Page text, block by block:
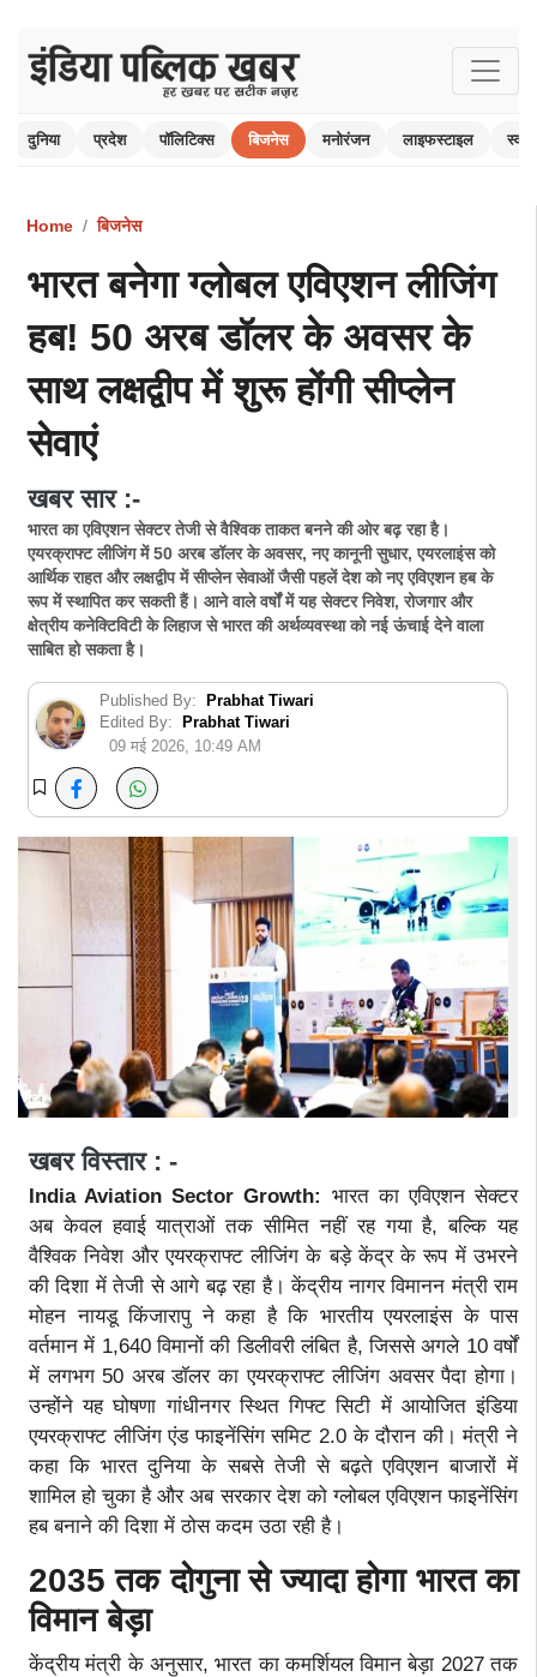
दुनिया प्रदेश पॉलिटिक्स बिजनेस मनोरंजन लाइफस्टाइल
Home बिजनेस
भारत बनेगा ग्लोबल एविएशन लीजिंग
हब! 50 अरब डॉलर के अवसर के
साथ लक्षद्वीप में शुरू होंगी सीप्लेन
सेवाएं
खबर सार :-
भारत का एविएशन सेक्टर तेजी से वैश्विक ताकत बनने की ओर बढ़ रहा है।
एयरक्राफ्ट लीजिंग में 50 अरब डॉलर के अवसर, नए कानूनी सुधार, एयरलाइंस को
आर्थिक राहत और लक्षद्वीप में सीप्लेन सेवाओं जैसी पहलें देश को नए एविएशन हब के
रूप में स्थापित कर सकती हैं। आने वाले वर्षों में यह सेक्टर निवेश, रोजगार और
क्षेत्रीय कनेक्टिविटी के लिहाज से भारत की अर्थव्यवस्था को नई ऊंचाई देने वाला
साबित हो सकता है।
Published By:
Prabhat Tiwari
Edited By:
Prabhat Tiwari
09 मई 2026, 10:49 AM
खबर विस्तार : -
India Aviation Sector Growth: भारत का एविएशन सेक्टर
अब केवल हवाई यात्राओं तक सीमित नहीं रह गया है, बल्कि यह
वैश्विक निवेश और एयरक्राफ्ट लीजिंग के बड़े केंद्र के रूप में उभरने
की दिशा में तेजी से आगे बढ़ रहा है। केंद्रीय नागर विमानन मंत्री राम
मोहन नायडू किंजारापु ने कहा है कि भारतीय एयरलाइंस के पास
वर्तमान में 1,640 विमानों की डिलीवरी लंबित है, जिससे अगले 10 वर्षों
में लगभग 50 अरब डॉलर का एयरक्राफ्ट लीजिंग अवसर पैदा होगा।
उन्होंने यह घोषणा गांधीनगर स्थित गिफ्ट सिटी में आयोजित इंडिया
एयरक्राफ्ट लीजिंग एंड फाइनेंसिंग समिट 2.0 के दौरान की। मंत्री ने
कहा कि भारत दुनिया के सबसे तेजी से बढ़ते एविएशन बाजारों में
शामिल हो चुका है और अब सरकार देश को ग्लोबल एविएशन फाइनेंसिंग
हब बनाने की दिशा में ठोस कदम उठा रही है।
2035 तक दोगुना से ज्यादा होगा भारत का
विमान बेड़ा
केंद्रीय मंत्री के अनुसार, भारत का कमर्शियल विमान बेड़ा 2027 तक